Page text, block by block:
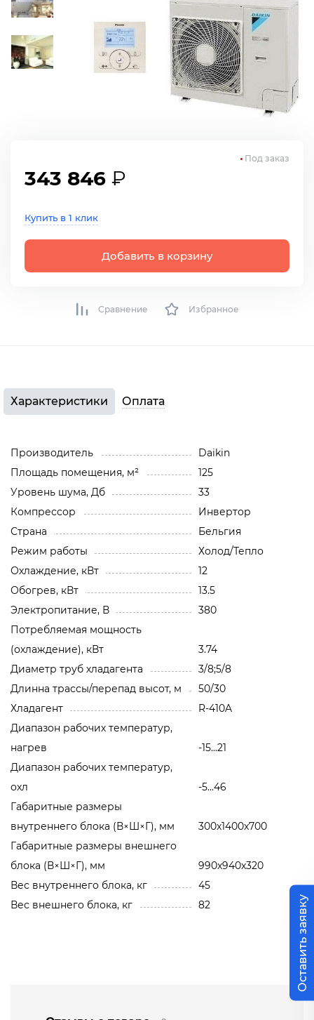
343 846 ₽
Купить в 1 клик
Добавить в корзину
Под заказ
Сравнение Избранное
Характеристики Оплата
Производитель
Daikin
Площадь помещения, м²
125
Уровень шума, Дб
33
Компрессор
Инвертор
Страна
Бельгия
Режим работы
Холод/Тепло
Охлаждение, кВт
12
Обогрев, кВт
13.5
Электропитание, В
380
Потребляемая мощность
(охлаждение), кВт
3.74
Диаметр труб хладагента
3/8;5/8
Длинна трассы/перепад высот, м
50/30
Хладагент
R-410A
Диапазон рабочих температур,
нагрев
-15...21
Диапазон рабочих температур,
охл
-5...46
Габаритные размеры
внутреннего блока (В×Ш×Г), мм
300x1400x700
Габаритные размеры внешнего
блока (В×Ш×Г), мм
990x940x320
Вес внутреннего блока, кг
45
Вес внешнего блока, кг
82 Оставить заявку